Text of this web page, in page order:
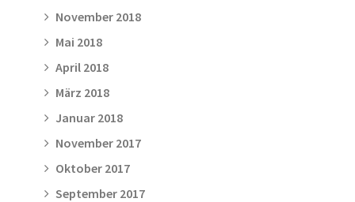
November 2018
Mai 2018
April 2018
März 2018
Januar 2018
November 2017
Oktober 2017
September 2017